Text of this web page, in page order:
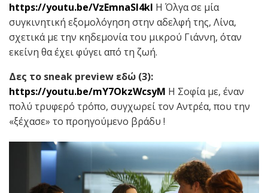
https://youtu.be/VzEmnaSI4kI Η Όλγα σε μία
συγκινητική εξομολόγηση στην αδελφή της, Λίνα,
σχετικά με την κηδεμονία του μικρού Γιάννη, όταν
εκείνη θα έχει φύγει από τη ζωή.
Δες το sneak preview εδώ (3):
https://youtu.be/mY7OkzWcsyM Η Σοφία με, έναν
πολύ τρυφερό τρόπο, συγχωρεί τον Αντρέα, που την
«ξέχασε» το προηγούμενο βράδυ !